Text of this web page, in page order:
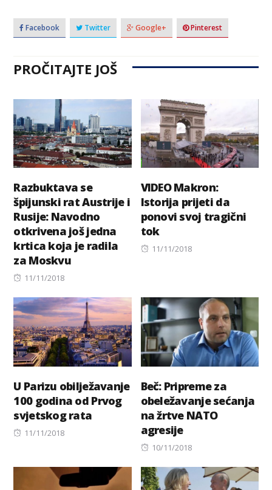
Facebook Twitter Google+ Pinterest
PROČITAJTE JOŠ
Razbuktava se
špijunski rat Austrije i
Rusije: Navodno
otkrivena još jedna
krtica koja je radila
za Moskvu
Posted
11/11/2018
VIDEO Makron:
Istorija prijeti da
ponovi svoj tragični
tok
Posted
11/11/2018
U Parizu obilježavanje
100 godina od Prvog
svjetskog rata
Posted
11/11/2018
Beč: Pripreme za
obeležavanje sećanja
na žrtve NATO
agresije
Posted
10/11/2018